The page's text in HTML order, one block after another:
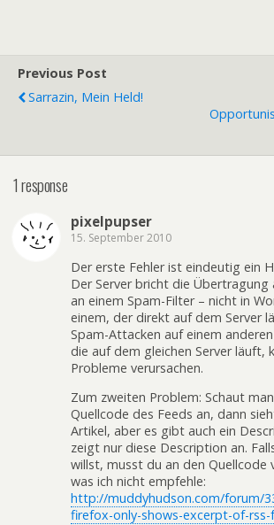
Previous Post
Sarrazin, Mein Held!
1 response
pixelpupser
15. September 2010
Der erste Fehler ist eindeutig ein
Der Server bricht die Übertragung
an einem Spam-Filter – nicht in
einem, der direkt auf dem Server
Spam-Attacken auf einem
die auf dem gleichen Server läuft,
Probleme verursachen.
Zum zweiten Problem: Schaut
Quellcode des Feeds an, dann
Artikel, aber es gibt auch ein
zeigt nur diese Description an.
willst, musst du an den Quellcode
was ich nicht empfehle:
http://muddyhudson.com/forum/
firefox-only-shows-excerpt-of-rss-